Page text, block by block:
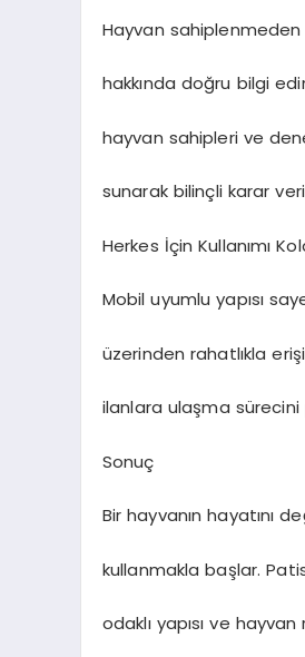
Hayvan
hakkında doğru bilgi
hayvan sahipleri ve
sunarak bilinçli karar
Herkes İçin Kullanımı
Mobil uyumlu yapısı
üzerinden rahatlıkla
ilanlara ulaşma
Sonuç
Bir hayvanın hayatını
kullanmakla başlar.
odaklı yapısı ve